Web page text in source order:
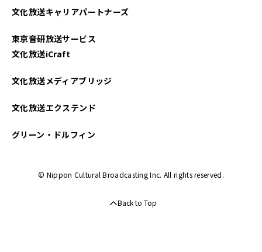
文化放送キャリアパートナーズ
東京音研放送サービス
文化放送iCraft
文化放送メディアブリッジ
文化放送エクステンド
グリーン・ドルフィン
© Nippon Cultural Broadcasting Inc. All rights reserved.
Back to Top